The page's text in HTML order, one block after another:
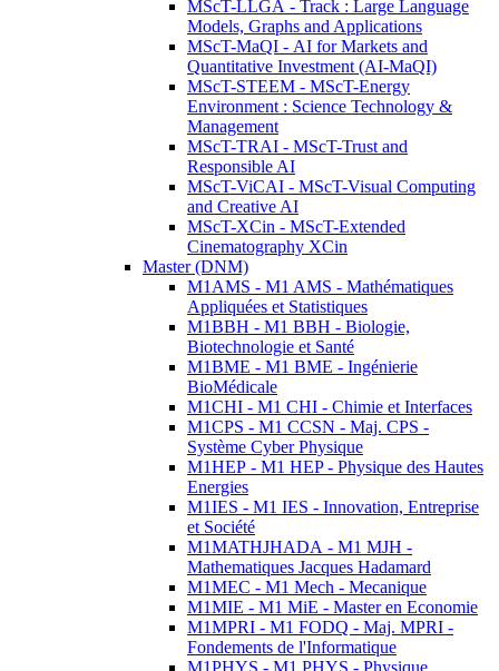
MScT-LLGA - Track : Large Language
Models, Graphs and Applications
MScT-MaQI - AI for Markets and
Quantitative Investment (AI-MaQI)
MScT-STEEM - MScT-Energy
Environment : Science Technology &
Management
MScT-TRAI - MScT-Trust and
Responsible AI
MScT-ViCAI - MScT-Visual Computing
and Creative AI
MScT-XCin - MScT-Extended
Cinematography XCin
Master (DNM)
M1AMS - M1 AMS - Mathématiques
Appliquées et Statistiques
M1BBH - M1 BBH - Biologie,
Biotechnologie et Santé
M1BME - M1 BME - Ingénierie
BioMédicale
M1CHI - M1 CHI - Chimie et Interfaces
M1CPS - M1 CCSN - Maj. CPS -
Système Cyber Physique
M1HEP - M1 HEP - Physique des Hautes
Energies
M1IES - M1 IES - Innovation, Entreprise
et Société
M1MATHJHADA - M1 MJH -
Mathematiques Jacques Hadamard
M1MEC - M1 Mech - Mecanique
M1MIE - M1 MiE - Master en Economie
M1MPRI - M1 FODQ - Maj. MPRI -
Fondements de l'Informatique
M1PHYS - M1 PHYS - Physique